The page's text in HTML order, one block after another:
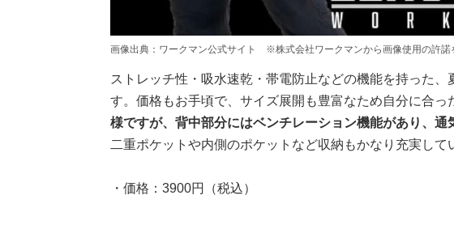
画像出典：ワークマン公式サイト ※株式会社ワークマンから画像使用の許諾
ストレッチ性・吸水速乾・帯電防止などの機能を持った
す。価格もお手頃で、サイズ展開も豊富なため自分に合っ
様ですが、背中部分にはベンチレーション機能があり、通
二重ポケットや内側のポケットなど収納もかなり充実して
・価格：3900円（税込）